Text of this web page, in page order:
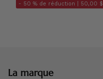
- 50 % de réduction | 50,00 $
La marque